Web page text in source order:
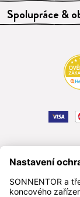
Spolupráce &